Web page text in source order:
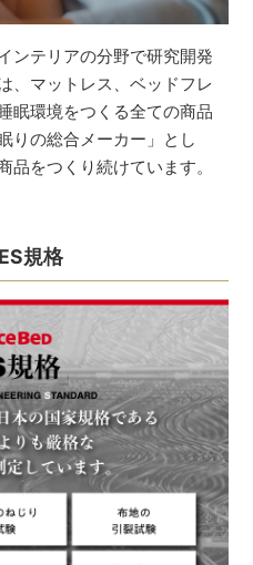
ンテリアの分野で研究開発
、マットレス、ベッドフレ
眠環境をつくる全ての商品
りの総合メーカー」とし
品をつくり続けています。
規格